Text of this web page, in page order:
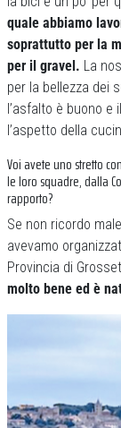
quale abbiamo
soprattutto per la
per il gravel. La
per la bellezza dei
l’asfalto è buono
l’aspetto della
Voi avete uno stretto
le loro squadre, dalla
rapporto?
Se non ricordo
avevamo
Provincia di
molto bene ed è